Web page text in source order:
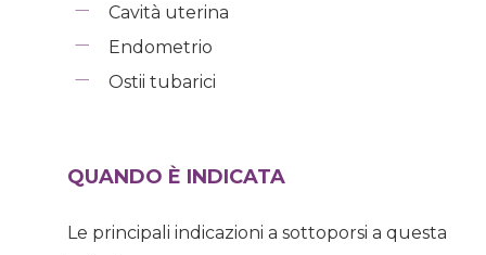
Cavità uterina
Endometrio
Ostii tubarici
QUANDO È INDICATA
Le principali indicazioni a sottoporsi a questa